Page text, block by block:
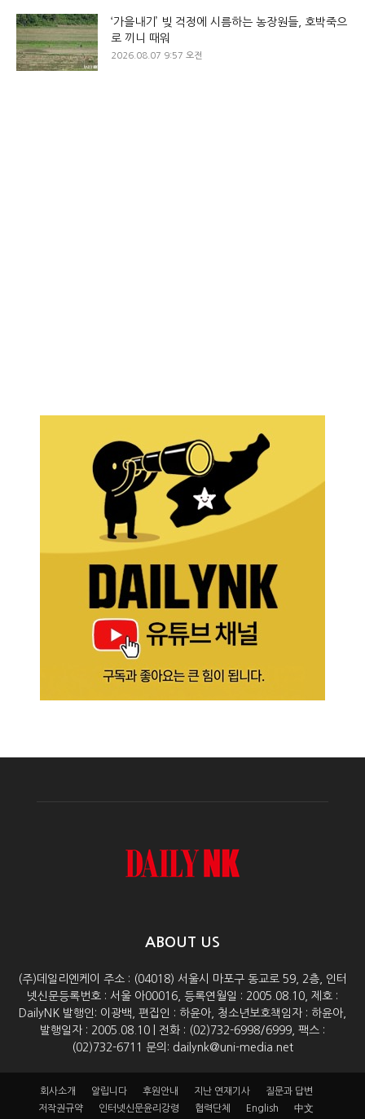
‘가을내기’ 빚 걱정에 시름하는 농장원들, 호박죽으
로 끼니 때워
2026.08.07 9:57 오전
ABOUT US
(주)데일리엔케이 주소 : (04018) 서울시 마포구 동교로 59, 2층, 인터
넷신문등록번호 : 서울 아00016, 등록연월일 : 2005.08.10, 제호 :
DailyNK 발행인: 이광백, 편집인 : 하윤아, 청소년보호책임자 : 하윤아,
발행일자 : 2005.08.10 | 전화 : (02)732-6998/6999, 팩스 :
(02)732-6711 문의: dailynk@uni-media.net
회사소개 알립니다 후원안내 지난 연재기사
질문과 답변
저작권규약
인터넷신문윤리강령 협력단체 English 中文